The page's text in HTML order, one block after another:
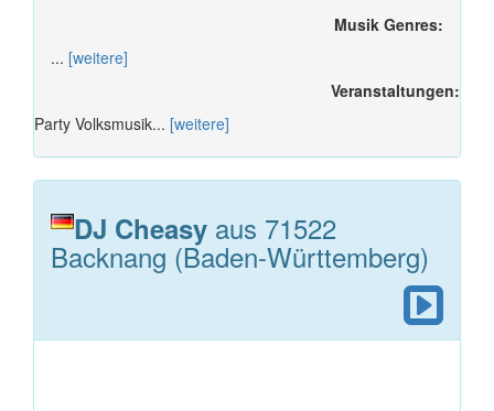
Musik Genres:
... [weitere]
Veranstaltungen:
Party Volksmusik... [weitere]
DJ Cheasy aus 71522
Backnang (Baden-Württemberg)